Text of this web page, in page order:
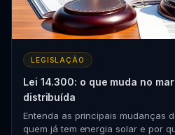
LEGISLAÇÃO
Lei 14.300: o que muda no
distribuída
Entenda as principais mudanças
quem já tem energia solar e por